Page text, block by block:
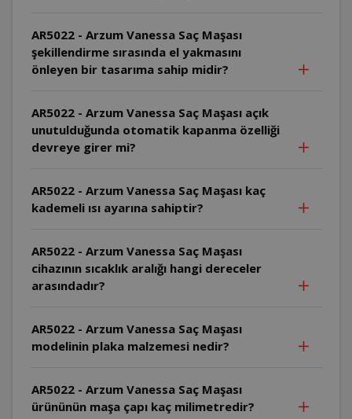
AR5022 - Arzum Vanessa Saç Maşası
şekillendirme sırasında el yakmasını
önleyen bir tasarıma sahip midir?
AR5022 - Arzum Vanessa Saç Maşası açık
unutulduğunda otomatik kapanma özelliği
devreye girer mi?
AR5022 - Arzum Vanessa Saç Maşası kaç
kademeli ısı ayarına sahiptir?
AR5022 - Arzum Vanessa Saç Maşası
cihazının sıcaklık aralığı hangi dereceler
arasındadır?
AR5022 - Arzum Vanessa Saç Maşası
modelinin plaka malzemesi nedir?
AR5022 - Arzum Vanessa Saç Maşası
ürününün maşa çapı kaç milimetredir?